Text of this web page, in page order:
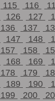
115 116
126 127
136 137
147 148
157 158
168 169
178 179
189 190
199 200